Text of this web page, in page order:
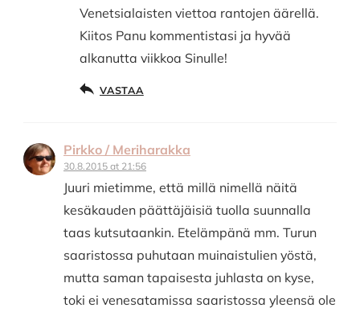
Venetsialaisten viettoa rantojen äärellä.
Kiitos Panu kommentistasi ja hyvää
alkanutta viikkoa Sinulle!
VASTAA
Pirkko / Meriharakka
30.8.2015 at 21:56
Juuri mietimme, että millä nimellä näitä
kesäkauden päättäjäisiä tuolla suunnalla
taas kutsutaankin. Etelämpänä mm. Turun
saaristossa puhutaan muinaistulien yöstä,
mutta saman tapaisesta juhlasta on kyse,
toki ei venesatamissa saaristossa yleensä ole